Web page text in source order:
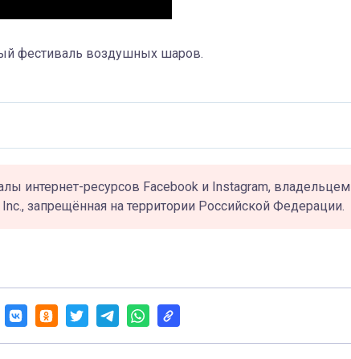
фестиваль воздушных шаров.
интернет-ресурсов Facebook и Instagram, владельцем
запрещённая на территории Российской Федерации.